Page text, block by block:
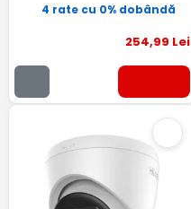
4 rate cu 0% dobândă
254,99 Lei